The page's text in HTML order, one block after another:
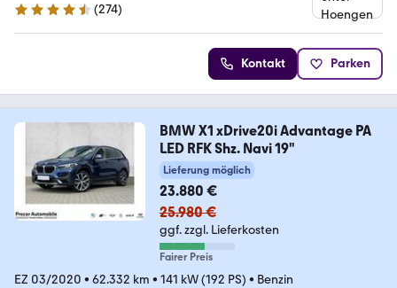
4.5 Sterne
(274)
Kontakt Parken
BMW X1 xDrive20i Advantage PA
LED RFK Shz. Navi 19"
Lieferung möglich
23.880 €
25.980 €
ggf. zzgl. Lieferkosten
Fairer Preis
EZ 03/2020 • 62.332 km • 141 kW (192 PS) • Benzin